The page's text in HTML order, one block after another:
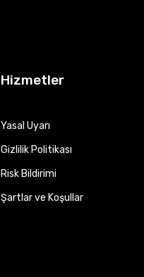
Hizmetler
Yasal Uyarı
Gizlilik Politikası
Risk Bildirimi
Şartlar ve Koşullar